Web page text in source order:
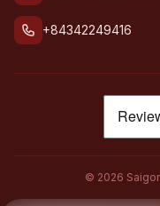
+84342249416
© 2026